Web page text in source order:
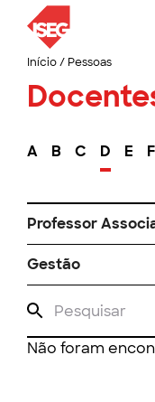
Início/ Pessoas
A B C D E F
Professor
Gestão
Não foram